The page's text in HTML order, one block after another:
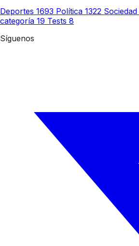
Deportes 1693 Política 1322 Sociedad
categoría 19 Tests 8
Síguenos